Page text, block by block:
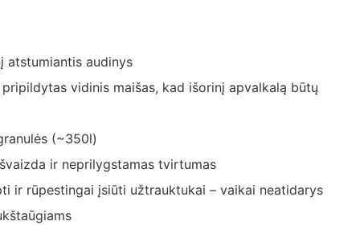
atstumiantis audinys
pripildytas vidinis maišas, kad išorinį apvalkalą būtų
(~350l)
ir neprilygstamas tvirtumas
ir rūpestingai įsiūti užtrauktukai – vaikai neatidarys